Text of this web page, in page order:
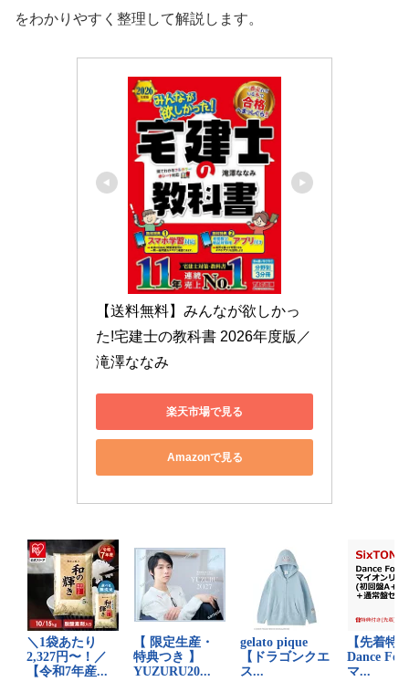
をわかりやすく整理して解説します。
【送料無料】みんなが欲しかっ
た!宅建士の教科書 2026年度版／
滝澤ななみ
楽天市場で見る
Amazonで見る